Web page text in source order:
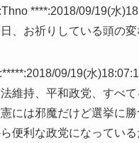
Thno ****:2018/09/19(水
、お祈りしている頭の変
*****:2018/09/19(水
維持、平和政党、すべ
には邪魔だけど選挙に
便利な政党になっている